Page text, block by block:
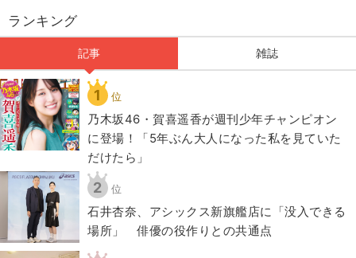
ランキング
記事 雑誌
1 位
乃木坂46・賀喜遥香が週刊少年チャンピオン
に登場！「5年ぶん大人になった私を見ていた
だけたら」
2 位
石井杏奈、アシックス新旗艦店に「没入できる
場所」 俳優の役作りとの共通点